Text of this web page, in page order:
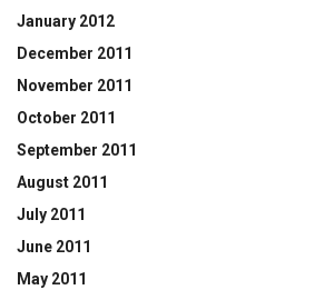
January 2012
December 2011
November 2011
October 2011
September 2011
August 2011
July 2011
June 2011
May 2011